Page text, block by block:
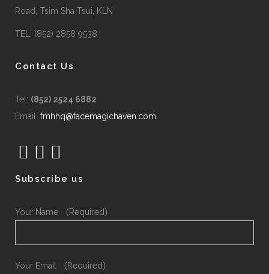
Road, Tsim Sha Tsui, KLN
TEL: (852) 2858 9538
Contact Us
Tel: (852) 2524 6882
Email: fmhhq@facemagichaven.com
Subscribe us
Your Name （Required）
Your Email （Required）